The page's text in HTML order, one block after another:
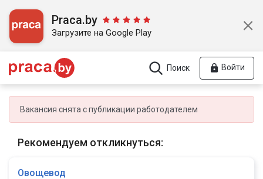
Praca.by
Загрузите на Google Play
Поиск Войти
Вакансия снята с публикации работодателем
Рекомендуем откликнуться:
Овощевод